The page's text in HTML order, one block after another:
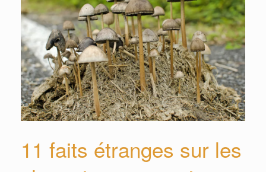
11 faits étranges sur les